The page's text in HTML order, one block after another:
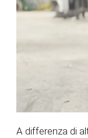
A differenza di